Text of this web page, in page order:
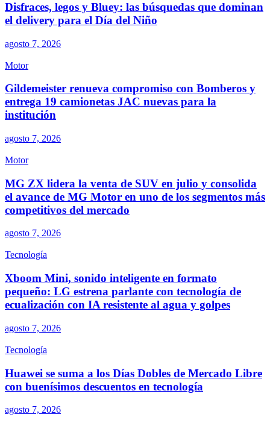
Disfraces, legos y Bluey: las búsquedas que dominan
el delivery para el Día del Niño
agosto 7, 2026
Motor
Gildemeister renueva compromiso con Bomberos y
entrega 19 camionetas JAC nuevas para la
institución
agosto 7, 2026
Motor
MG ZX lidera la venta de SUV en julio y consolida
el avance de MG Motor en uno de los segmentos más
competitivos del mercado
agosto 7, 2026
Tecnología
Xboom Mini, sonido inteligente en formato
pequeño: LG estrena parlante con tecnología de
ecualización con IA resistente al agua y golpes
agosto 7, 2026
Tecnología
Huawei se suma a los Días Dobles de Mercado Libre
con buenísimos descuentos en tecnología
agosto 7, 2026